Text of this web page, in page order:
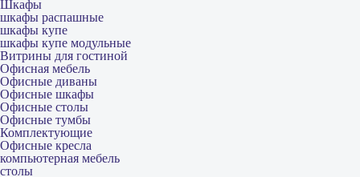
Шкафы
шкафы распашные
шкафы купе
шкафы купе модульные
Витрины для гостиной
Офисная мебель
Офисные диваны
Офисные шкафы
Офисные столы
Офисные тумбы
Комплектующие
Офисные кресла
компьютерная мебель
столы